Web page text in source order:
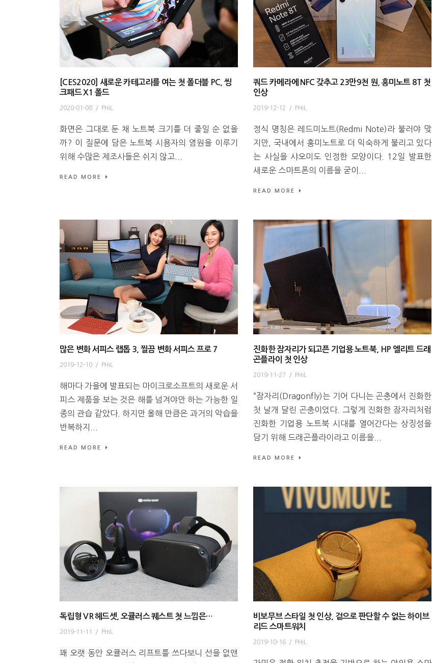
[CES2020] 새로운 카테고리를 여는 첫 폴더블 PC, 씽
크패드 X1 폴드
2020-01-08 / PHiL
화면은 그대로 둔 채 노트북 크기를 더 줄일 순 없을
까? 이 질문에 담은 노트북 시용자의 염원을 이루기
위해 수많은 제조사들은 쉬지 않고...
READ MORE
쿼드 카메라에 NFC 갖추고 23만9천 원, 홍미노트 8T 첫
인상
2019-12-12 / PHiL
정식 명칭은 레드미노트(Redmi Note)라 불러야 맞
지만, 국내에서 홍미노트로 더 익숙하게 불리고 있다
는 사실을 샤오미도 인정한 모양이다. 12일 발표한
새로운 스마트폰의 이름을 굳이...
READ MORE
많은 변화 서피스 랩톱 3, 찔끔 변화 서피스 프로 7
2019-12-10 / PHiL
해마다 가을에 발표되는 마이크로소프트의 새로운 서
피스 제품을 보는 것은 해를 넘겨야만 하는 가능한 일
종의 관습 같았다. 하지만 올해 만큼은 과거의 악습을
반복하지...
READ MORE
진화한 잠자리가 되고픈 기업용 노트북, HP 엘리트 드래
곤플라이 첫 인상
2019-11-27 / PHiL
“잠자리(Dragonfly)는 기어 다니는 곤충에서 진화한
첫 날개 달린 곤충이었다. 그렇게 진화한 잠자리처럼
진화한 기업용 노트북 시대를 열어간다는 상징성을
담기 위해 드래곤플라이라고 이름을...
READ MORE
독립형 VR 헤드셋, 오큘러스 퀘스트 첫 느낌은…
2019-11-11 / PHiL
꽤 오랫 동안 오큘러스 리프트를 쓰다보니 선을 없앤
비보무브 스타일 첫 인상, 겉으로 판단할 수 없는 하이브
리드 스마트워치
2019-10-16 / PHiL